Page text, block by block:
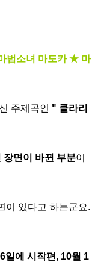
법소녀 마도카 ★ 마
주제곡인 " 클라리
장면이 바뀐 부분이
이 있다고 하는군요.
일에 시작편, 10월 1